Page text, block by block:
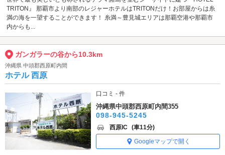
TRITON』 那覇市より南部のレジャーホテルはTRITONだけ！お部屋からは糸
満の海を一望することができます！ 糸満～豊見城エリアは那覇空港や那覇市
内からも...
ガンガラーの谷から10.3km
沖縄県 中頭郡西原町内間
ホテル 西原
口コミ - 件
沖縄県中頭郡西原町内間355
098-945-5245
西原IC (車11分)
Googleマップで開く